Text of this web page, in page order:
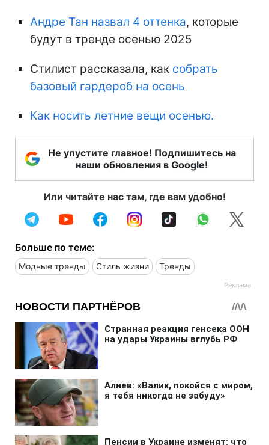
Андре Тан назвал 4 оттенка, которые
будут в тренде осенью 2025
Стилист рассказала, как собрать
базовый гардероб на осень
Как носить летние вещи осенью.
Не упустите главное! Подпишитесь на
наши обновления в Google!
Или читайте нас там, где вам удобно!
Больше по теме:
Модные тренды Стиль жизни Тренды